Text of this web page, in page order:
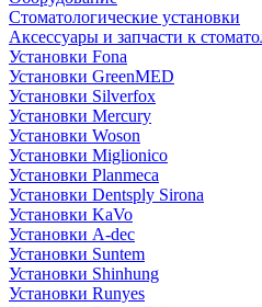
Стоматологические установки
Аксессуары и запчасти к
Установки Fona
Установки GreenMED
Установки Silverfox
Установки Mercury
Установки Woson
Установки Miglionico
Установки Planmeca
Установки Dentsply Sirona
Установки KaVo
Установки A-dec
Установки Suntem
Установки Shinhung
Установки Runyes